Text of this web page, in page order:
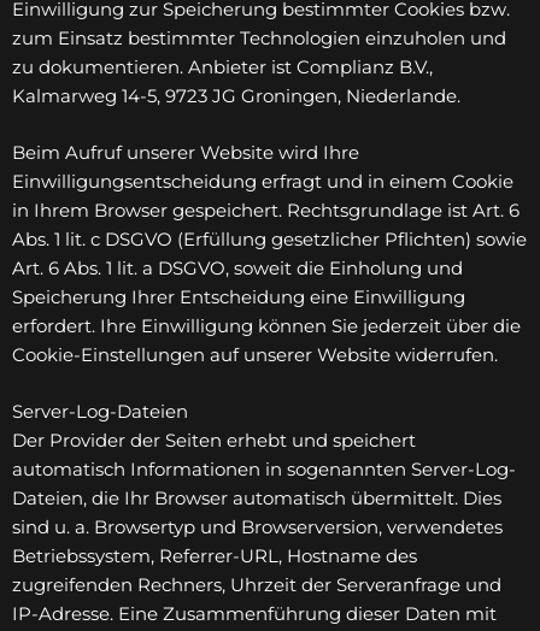
Einwilligung zur Speicherung bestimmter Cookies bzw.
zum Einsatz bestimmter Technologien einzuholen und
zu dokumentieren. Anbieter ist Complianz B.V.,
Kalmarweg 14-5, 9723 JG Groningen, Niederlande.
Beim Aufruf unserer Website wird Ihre
Einwilligungsentscheidung erfragt und in einem Cookie
in Ihrem Browser gespeichert. Rechtsgrundlage ist Art. 6
Abs. 1 lit. c DSGVO (Erfüllung gesetzlicher Pflichten) sowie
Art. 6 Abs. 1 lit. a DSGVO, soweit die Einholung und
Speicherung Ihrer Entscheidung eine Einwilligung
erfordert. Ihre Einwilligung können Sie jederzeit über die
Cookie-Einstellungen auf unserer Website widerrufen.
Server-Log-Dateien
Der Provider der Seiten erhebt und speichert
automatisch Informationen in sogenannten Server-Log-
Dateien, die Ihr Browser automatisch übermittelt. Dies
sind u. a. Browsertyp und Browserversion, verwendetes
Betriebssystem, Referrer-URL, Hostname des
zugreifenden Rechners, Uhrzeit der Serveranfrage und
IP-Adresse. Eine Zusammenführung dieser Daten mit